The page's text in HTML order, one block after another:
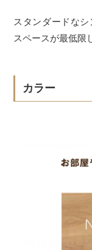
スタンダードな
スペースが最低限
カラー